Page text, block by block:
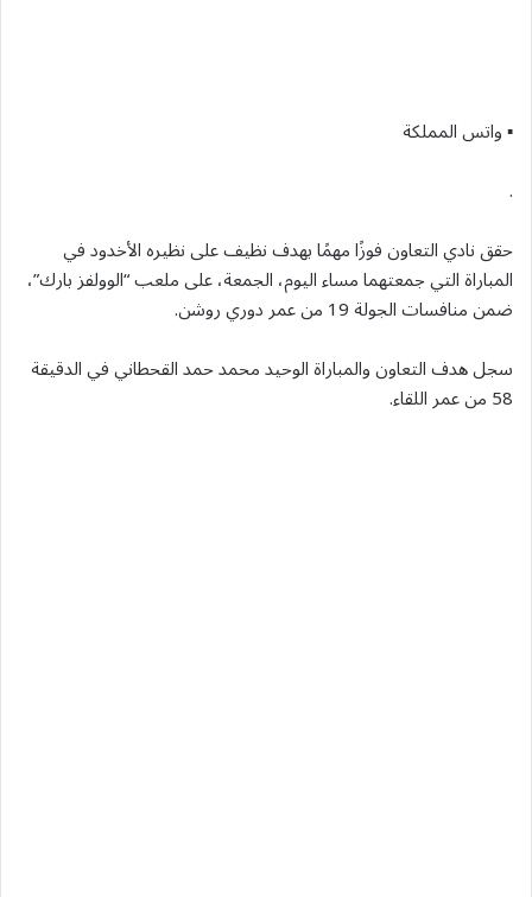
▪︎ واتس المملكة
.
حقق نادي التعاون فوزًا مهمًا بهدف نظيف على نظيره الأخدود في
المباراة التي جمعتهما مساء اليوم، الجمعة، على ملعب “الوولفز بارك”،
ضمن منافسات الجولة 19 من عمر دوري روشن.
سجل هدف التعاون والمباراة الوحيد محمد حمد القحطاني في الدقيقة
58 من عمر اللقاء.